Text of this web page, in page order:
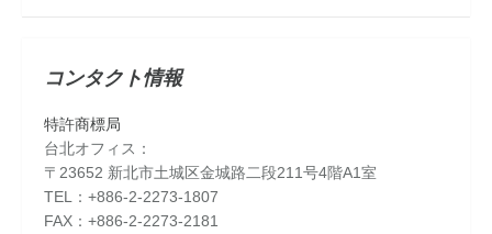
コンタクト情報
特許商標局
台北オフィス：
〒23652 新北市土城区金城路二段211号4階A1室
TEL：+886-2-2273-1807
FAX：+886-2-2273-2181